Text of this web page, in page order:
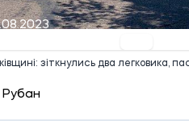
зіткнулись два легковика,
Рубан